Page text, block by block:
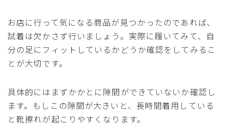
お店に行って気になる商品が見つかったのであれば、
試着は欠かさず行いましょう。実際に履いてみて、自
分の足にフィットしているかどうか確認をしてみるこ
とが大切です。
具体的にはまずかかとに隙間ができていないか確認し
ます。もしこの隙間が大きいと、長時間着用している
と靴擦れが起こりやすくなります。